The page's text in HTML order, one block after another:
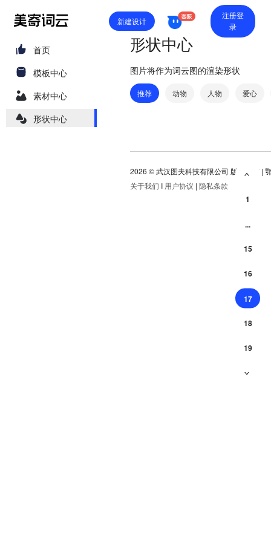
新建设计
注册登
录
首页
模板中心
素材中心
形状中心
形状中心
图片将作为词云图的渲染形状
推荐 动物 人物 爱心
<
1
...
15
16
17
18
19
>
2026 ©武汉图夫科技有限公司 版权所有 |
关于我们 I 用户协议 | 隐私条款